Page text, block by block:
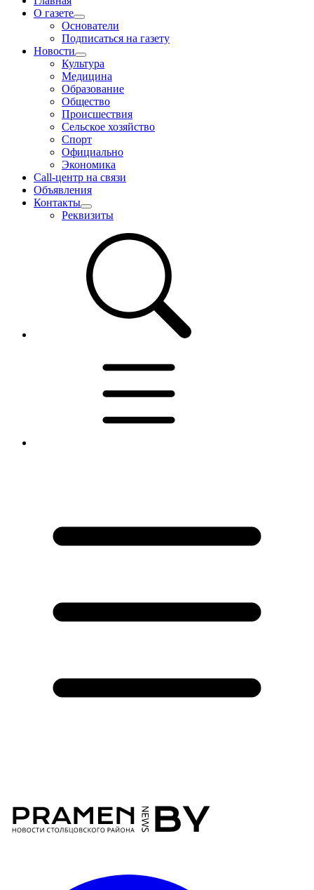
О газете
Основатели
Подписаться на газету
Новости
Культура
Медицина
Образование
Общество
Происшествия
Сельское хозяйство
Спорт
Официально
Экономика
Call-центр на связи
Объявления
Контакты
Реквизиты